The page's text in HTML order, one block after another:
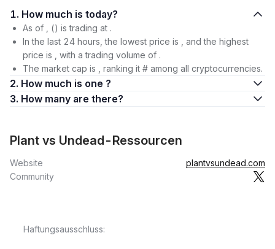
1. How much is today?
As of , () is trading at .
In the last 24 hours, the lowest price is , and the highest
price is , with a trading volume of .
The market cap is , ranking it # among all cryptocurrencies.
2. How much is one ?
3. How many are there?
Plant vs Undead-Ressourcen
Website
plantvsundead.com
Community
Haftungsausschluss: